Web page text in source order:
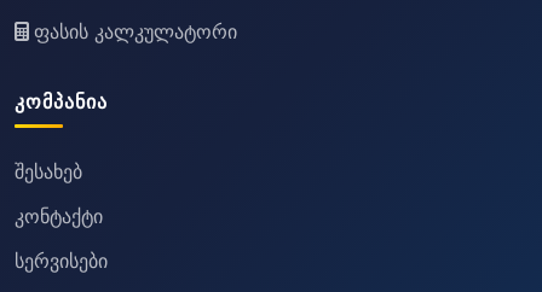
ფასის კალკულატორი
ᲙᲝᲛᲞᲐᲜᲘᲐ
შესახებ
კონტაქტი
სერვისები